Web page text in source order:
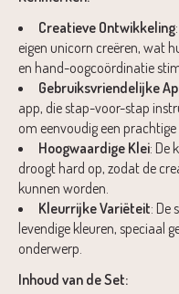
Creatieve Ontwikkeling
eigen unicorn creëren, wat
en hand-oogcoördinatie
Gebruiksvriendelijke
app, die stap-voor-stap
om eenvoudig een
Hoogwaardige Klei: De
droogt hard op, zodat de
kunnen worden.
Kleurrijke Variëteit: De
levendige kleuren, speciaal
onderwerp.
Inhoud van de Set: